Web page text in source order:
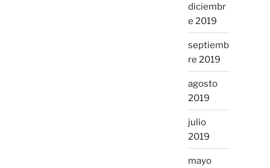
diciembr
e 2019
septiemb
re 2019
agosto
2019
julio
2019
mayo